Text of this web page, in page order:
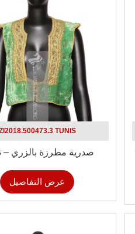
TUNIS
صدرية مطرزة بالزري –
عرض التفاصيل